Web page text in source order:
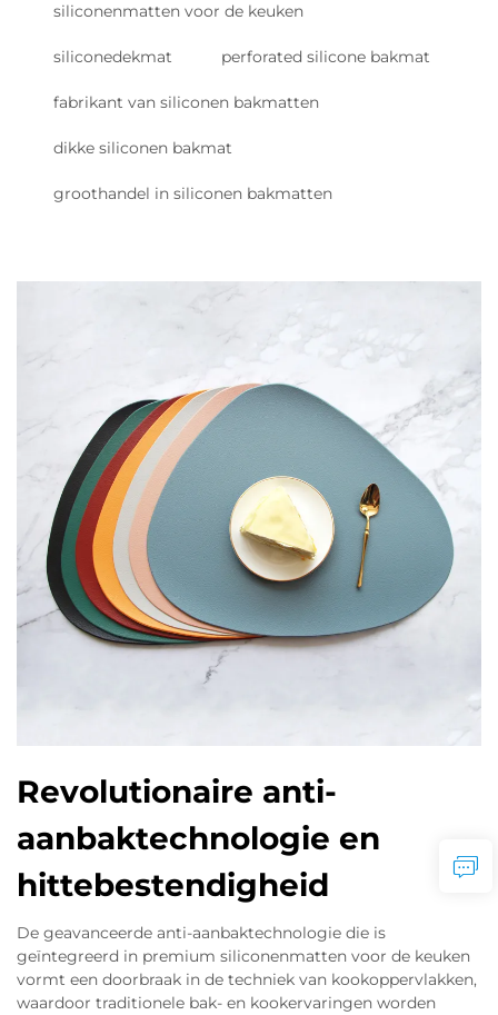
siliconenmatten voor de keuken
siliconedekmat perforated silicone bakmat
fabrikant van siliconen bakmatten
dikke siliconen bakmat
groothandel in siliconen bakmatten
Revolutionaire anti-
aanbaktechnologie en
hittebestendigheid
De geavanceerde anti-aanbaktechnologie die is
geïntegreerd in premium siliconenmatten voor de keuken
vormt een doorbraak in de techniek van kookoppervlakken,
waardoor traditionele bak- en kookervaringen worden